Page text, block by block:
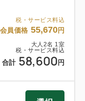
た、宮ノ下温泉を
が望め、四季折々
られた名湯・宮ノ
税・サービス料込
会員価格 55,670円
大人 2名 1 室
税・サービス料込
合計 58,600 円